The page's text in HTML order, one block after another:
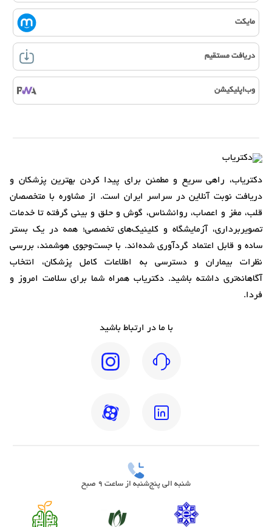
مایکت
دریافت مستقیم
وب‌اپلیکیشن
دکتریاب، راهی سریع و مطمئن برای پیدا کردن بهترین پزشکان و
دریافت نوبت آنلاین در سراسر ایران است. از مشاوره با متخصصان
قلب، مغز و اعصاب، روانشناس، گوش و حلق و بینی گرفته تا خدمات
تصویربرداری، آزمایشگاه و کلینیک‌های تخصصی؛ همه در یک بستر
ساده و قابل اعتماد گردآوری شده‌اند. با جست‌وجوی هوشمند، بررسی
نظرات بیماران و دسترسی به اطلاعات کامل پزشکان، انتخاب
آگاهانه‌تری داشته باشید. دکتریاب همراه شما برای سلامت امروز و
فردا.
با ما در ارتباط باشید
شنبه الی پنج‌شنبه از ساعت 9 صبح